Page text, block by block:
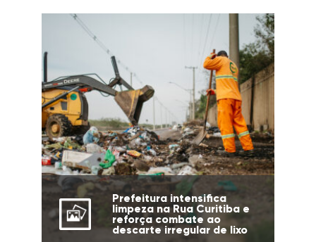
Prefeitura intensifica
limpeza na Rua Curitiba e
reforça combate ao
descarte irregular de lixo